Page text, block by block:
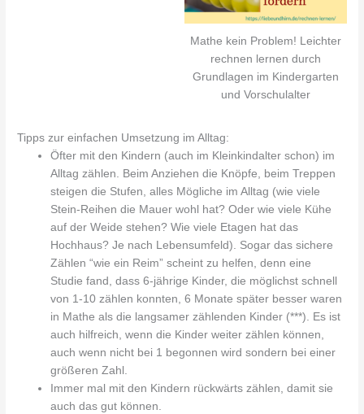
Mathe kein Problem! Leichter
rechnen lernen durch
Grundlagen im Kindergarten
und Vorschulalter
Tipps zur einfachen Umsetzung im Alltag:
Öfter mit den Kindern (auch im Kleinkindalter schon) im
Alltag zählen. Beim Anziehen die Knöpfe, beim Treppen
steigen die Stufen, alles Mögliche im Alltag (wie viele
Stein-Reihen die Mauer wohl hat? Oder wie viele Kühe
auf der Weide stehen? Wie viele Etagen hat das
Hochhaus? Je nach Lebensumfeld). Sogar das sichere
Zählen “wie ein Reim” scheint zu helfen, denn eine
Studie fand, dass 6-jährige Kinder, die möglichst schnell
von 1-10 zählen konnten, 6 Monate später besser waren
in Mathe als die langsamer zählenden Kinder (***). Es ist
auch hilfreich, wenn die Kinder weiter zählen können,
auch wenn nicht bei 1 begonnen wird sondern bei einer
größeren Zahl.
Immer mal mit den Kindern rückwärts zählen, damit sie
auch das gut können.